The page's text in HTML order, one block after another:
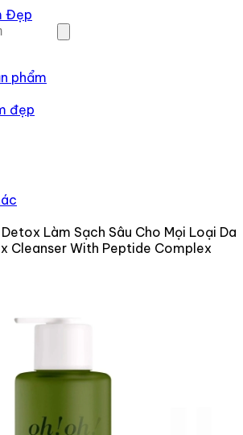
Đẹp
phẩm
đẹp
Làm Sạch Sâu Cho Mọi Loại Da
Cleanser With Peptide Complex